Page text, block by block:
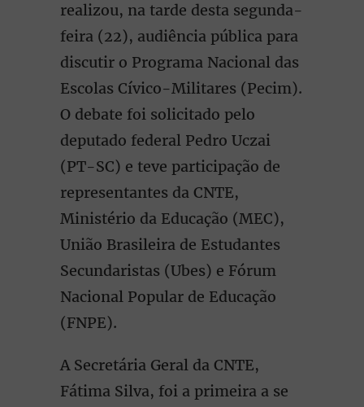
realizou, na tarde desta segunda-
feira (22), audiência pública para
discutir o Programa Nacional das
Escolas Cívico-Militares (Pecim).
O debate foi solicitado pelo
deputado federal Pedro Uczai
(PT-SC) e teve participação de
representantes da CNTE,
Ministério da Educação (MEC),
União Brasileira de Estudantes
Secundaristas (Ubes) e Fórum
Nacional Popular de Educação
(FNPE).
A Secretária Geral da CNTE,
Fátima Silva, foi a primeira a se